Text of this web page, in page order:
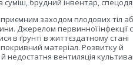
брудний інвентар,
заходом плодових тіл
Джерелом первинної інфекції
в ґрунті в життєздатному стані
матеріал. Розвитку й
вентиляція